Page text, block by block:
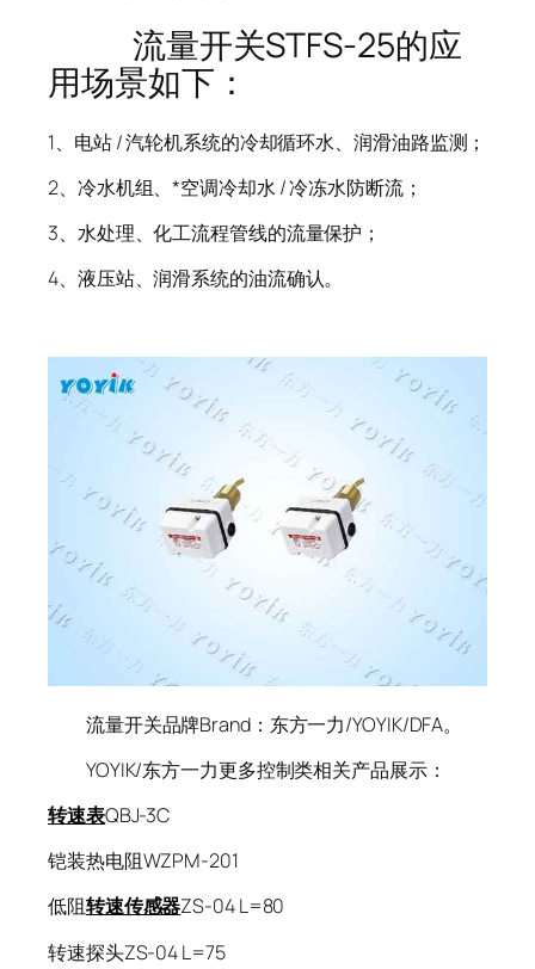
流量开关STFS-25的应
用场景如下：
1、电站 / 汽轮机系统的冷却循环水、润滑油路监测；
2、冷水机组、*空调冷却水 / 冷冻水防断流；
3、水处理、化工流程管线的流量保护；
4、液压站、润滑系统的油流确认。
流量开关品牌Brand：东方一力/YOYIK/DFA。
YOYIK/东方一力更多控制类相关产品展示：
转速表QBJ-3C
铠装热电阻WZPM-201
低阻转速传感器ZS-04 L=80
转速探头ZS-04 L=75